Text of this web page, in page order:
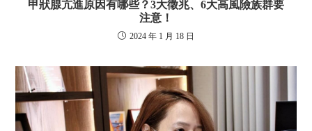
甲狀腺亢進原因有哪些？3大徵兆、6大高風險族群要
注意！
2024 年 1 月 18 日